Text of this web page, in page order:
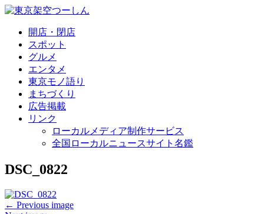
開店・閉店
スポット
グルメ
エンタメ
東京モノ語り
まちづくり
広告掲載
リンク
ローカルメディア制作サービス
全国ローカルニュースサイト名鑑
DSC_0822
← Previous image